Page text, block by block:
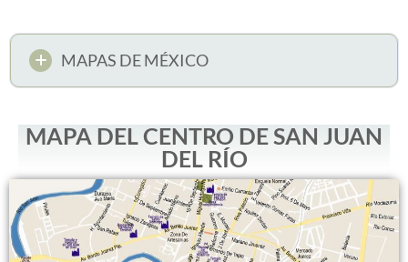
MAPAS DE MÉXICO
MAPA DEL CENTRO DE SAN JUAN
DEL RÍO